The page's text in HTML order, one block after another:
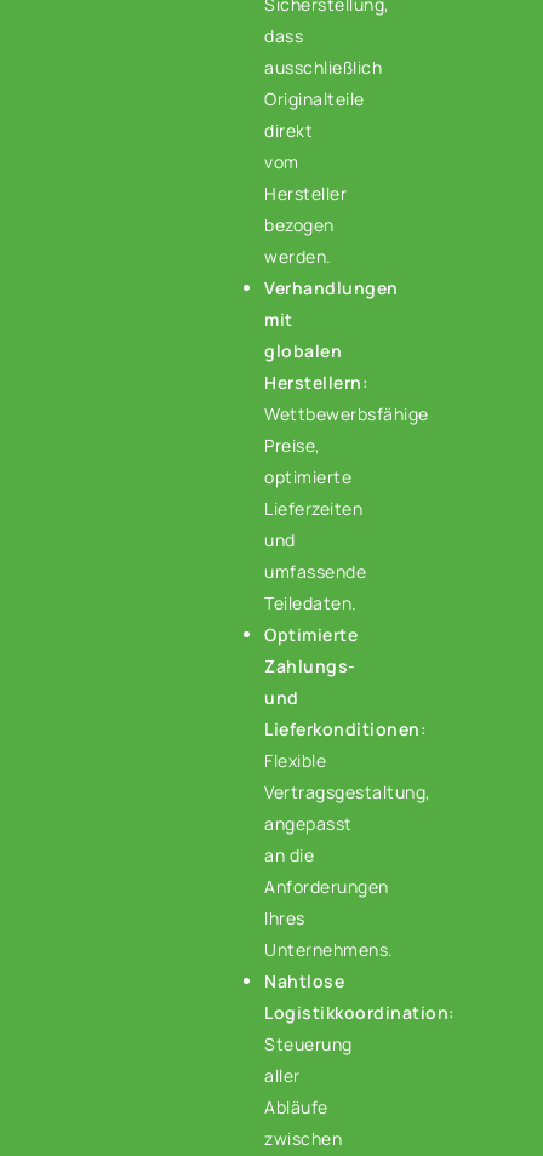
dass
ausschließlich
Originalteile
direkt
vom
Hersteller
bezogen
werden.
Verhandlungen
mit
globalen
Herstellern:
Wettbewerbsfähige
Preise,
optimierte
Lieferzeiten
und
umfassende
Teiledaten.
Optimierte
Zahlungs-
und
Lieferkonditionen:
Flexible
Vertragsgestaltung,
angepasst
an die
Anforderungen
Ihres
Unternehmens.
Nahtlose
Logistikkoordination:
Steuerung
aller
Abläufe
zwischen